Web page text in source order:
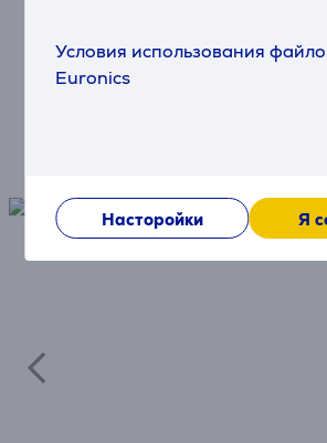
Условия использования
Euronics
Насторойки Я